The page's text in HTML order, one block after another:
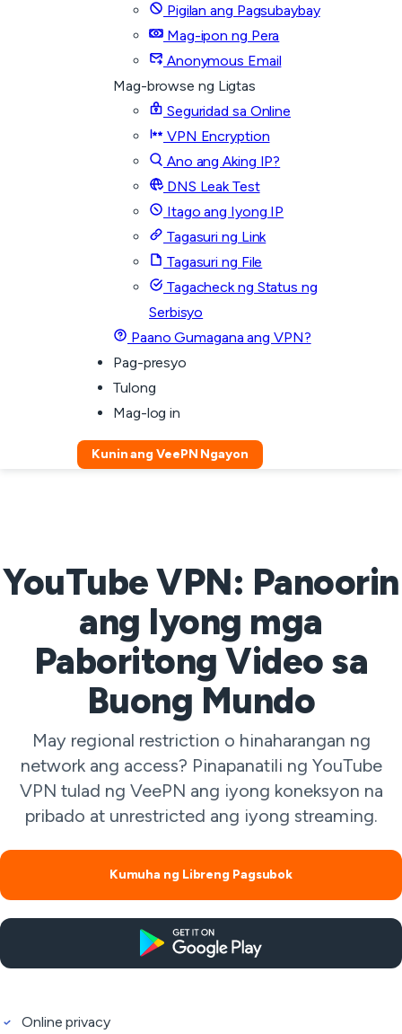
Pigilan ang Pagsubaybay
Mag-ipon ng Pera
Anonymous Email
Mag-browse ng Ligtas
Seguridad sa Online
VPN Encryption
Ano ang Aking IP?
DNS Leak Test
Itago ang Iyong IP
Tagasuri ng Link
Tagasuri ng File
Tagacheck ng Status ng
Serbisyo
Paano Gumagana ang VPN?
Pag-presyo
Tulong
Mag-log in
Kunin ang VeePN Ngayon
YouTube VPN: Panoorin
ang Iyong mga
Paboritong Video sa
Buong Mundo
May regional restriction o hinaharangan ng
network ang access? Pinapanatili ng YouTube
VPN tulad ng VeePN ang iyong koneksyon na
pribado at unrestricted ang iyong streaming.
Kumuha ng Libreng Pagsubok
Online privacy